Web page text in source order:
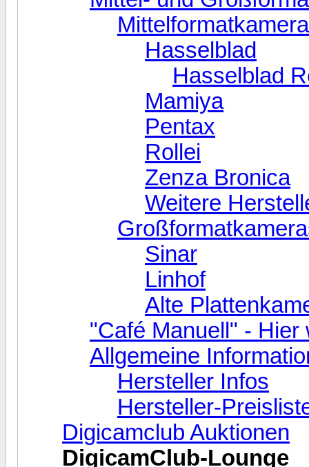
Hasselblad
Hasselblad
Mamiya
Pentax
Rollei
Zenza Bronica
Weitere
Sinar
Linhof
Alte
"Café Manuell" - Hier
Allgemeine
Hersteller Infos
Hersteller-
Digicamclub Auktionen
DigicamClub-Lounge